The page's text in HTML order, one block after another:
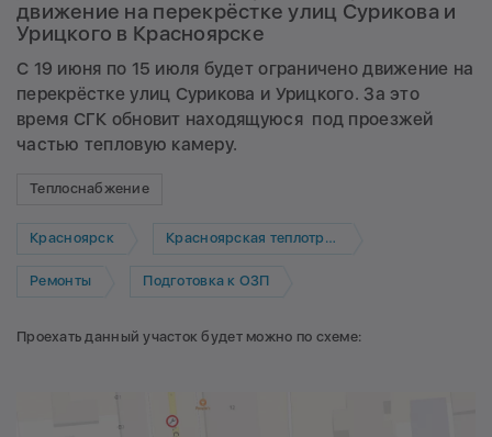
движение на перекрёстке улиц Сурикова и
Урицкого в Красноярске
С 19 июня по 15 июля будет ограничено движение на
перекрёстке улиц Сурикова и Урицкого. За это
время СГК обновит находящуюся под проезжей
частью тепловую камеру.
Теплоснабжение
Красноярск Красноярская теплотранспортная компания
Ремонты Подготовка к ОЗП
Проехать данный участок будет можно по схеме: